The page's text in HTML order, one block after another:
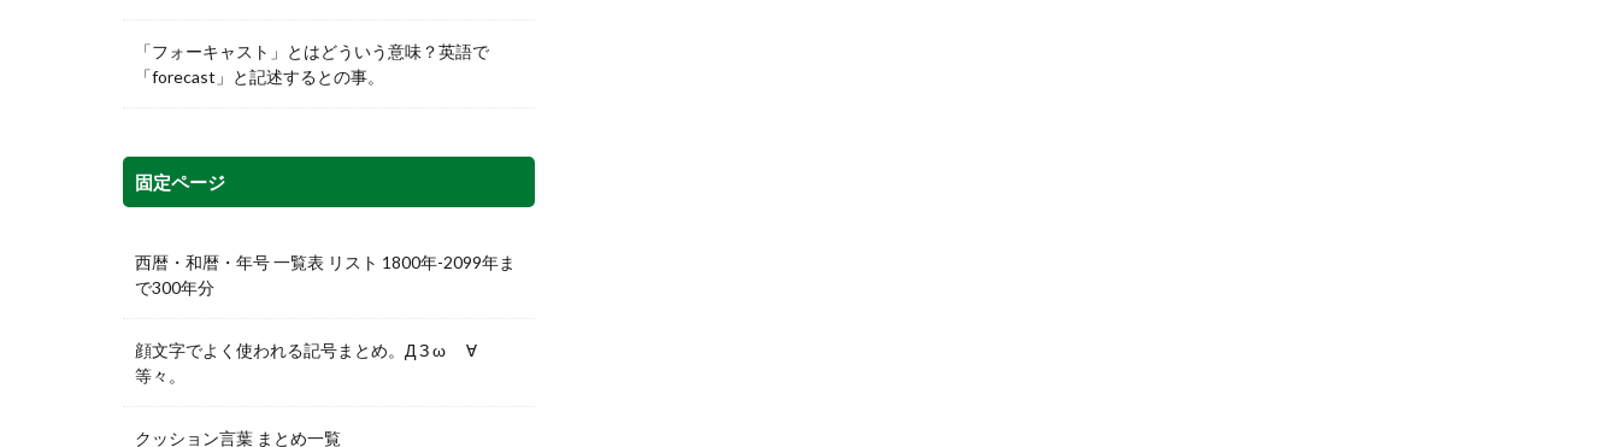
「フォーキャスト」とはどういう意味？英語で
「forecast」と記述するとの事。
固定ページ
西暦・和暦・年号 一覧表 リスト 1800年-2099年ま
で300年分
顔文字でよく使われる記号まとめ。Д З ω ゞ∀
等々。
クッション言葉 まとめ一覧